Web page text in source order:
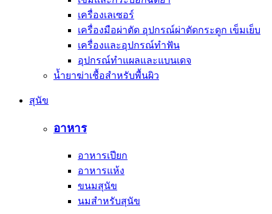
เครื่องเลเซอร์
เครื่องมือผ่าตัด อุปกรณ์ผ่าตัดกระดูก เข็มเย็บ
เครื่องและอุปกรณ์ทำฟัน
อุปกรณ์ทำแผลและแบนเดจ
น้ำยาฆ่าเชื้อสำหรับพื้นผิว
สุนัข
อาหาร
อาหารเปียก
อาหารแห้ง
ขนมสุนัข
นมสำหรับสุนัข